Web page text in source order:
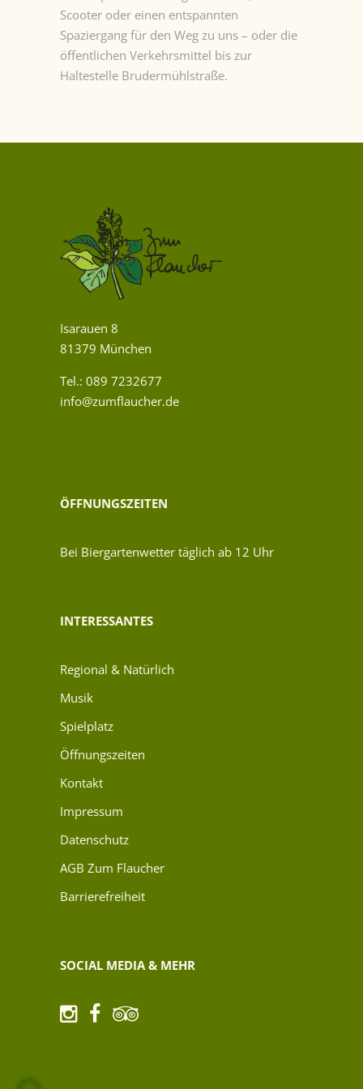
Scooter oder einen entspannten
Spaziergang für den Weg zu uns – oder die
öffentlichen Verkehrsmittel bis zur
Haltestelle Brudermühlstraße.
Isarauen 8
81379 München
Tel.: 089 7232677
info@zumflaucher.de
ÖFFNUNGSZEITEN
Bei Biergartenwetter täglich ab 12 Uhr
INTERESSANTES
Regional & Natürlich
Musik
Spielplatz
Öffnungszeiten
Kontakt
Impressum
Datenschutz
AGB Zum Flaucher
Barrierefreiheit
SOCIAL MEDIA & MEHR